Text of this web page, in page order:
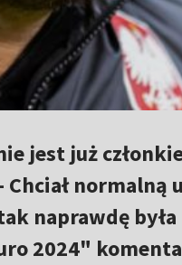
jest już
normalną
naprawdę
2024"